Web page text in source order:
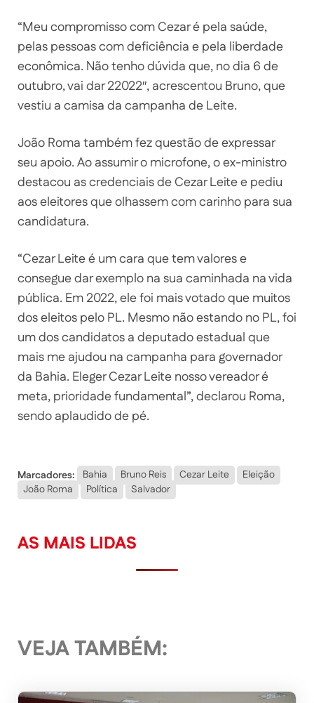
“Meu compromisso com Cezar é pela saúde,
pelas pessoas com deficiência e pela liberdade
econômica. Não tenho dúvida que, no dia 6 de
outubro, vai dar 22022″, acrescentou Bruno, que
vestiu a camisa da campanha de Leite.
João Roma também fez questão de expressar
seu apoio. Ao assumir o microfone, o ex-ministro
destacou as credenciais de Cezar Leite e pediu
aos eleitores que olhassem com carinho para sua
candidatura.
“Cezar Leite é um cara que tem valores e
consegue dar exemplo na sua caminhada na vida
pública. Em 2022, ele foi mais votado que muitos
dos eleitos pelo PL. Mesmo não estando no PL, foi
um dos candidatos a deputado estadual que
mais me ajudou na campanha para governador
da Bahia. Eleger Cezar Leite nosso vereador é
meta, prioridade fundamental”, declarou Roma,
sendo aplaudido de pé.
Marcadores: Bahia Bruno Reis Cezar Leite
Eleição
João Roma
Política Salvador
AS MAIS LIDAS
VEJA TAMBÉM: